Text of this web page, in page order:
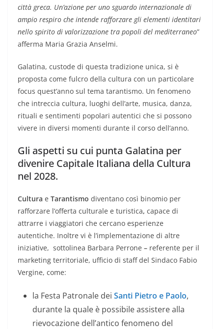
città greca. Un’azione per uno sguardo internazionale di
ampio respiro che intende rafforzare gli elementi identitari
nello spirito di valorizzazione tra popoli del mediterraneo”
afferma Maria Grazia Anselmi.
Galatina, custode di questa tradizione unica, si è
proposta come fulcro della cultura con un particolare
focus quest’anno sul tema tarantismo. Un fenomeno
che intreccia cultura, luoghi dell’arte, musica, danza,
rituali e sentimenti popolari autentici che si possono
vivere in diversi momenti durante il corso dell’anno.
Gli aspetti su cui punta Galatina per
divenire Capitale Italiana della Cultura
nel 2028.
Cultura e Tarantismo diventano così binomio per
rafforzare l’offerta culturale e turistica, capace di
attrarre i viaggiatori che cercano esperienze
autentiche. Inoltre vi è l’implementazione di altre
iniziative, sottolinea Barbara Perrone – referente per il
marketing territoriale, ufficio di staff del Sindaco Fabio
Vergine, come:
la Festa Patronale dei Santi Pietro e Paolo,
durante la quale è possibile assistere alla
rievocazione dell’antico fenomeno del